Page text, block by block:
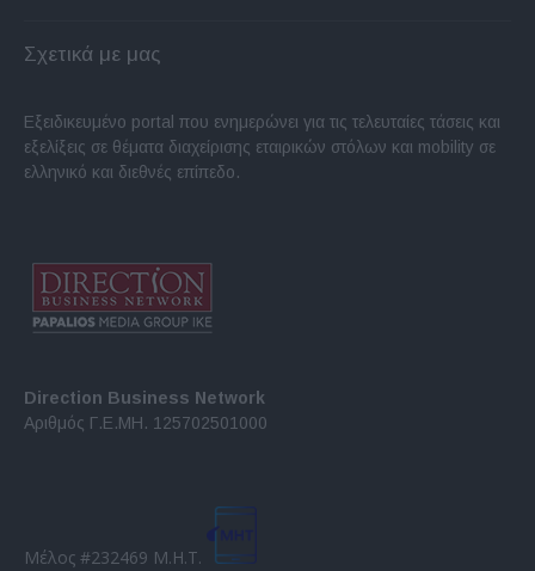
Σχετικά με μας
Εξειδικευμένο portal που ενημερώνει για τις τελευταίες τάσεις και
εξελίξεις σε θέματα διαχείρισης εταιρικών στόλων και mobility σε
ελληνικό και διεθνές επίπεδο.
Direction Business Network
Αριθμός Γ.Ε.ΜΗ. 125702501000
Μέλος #232469 Μ.Η.Τ.